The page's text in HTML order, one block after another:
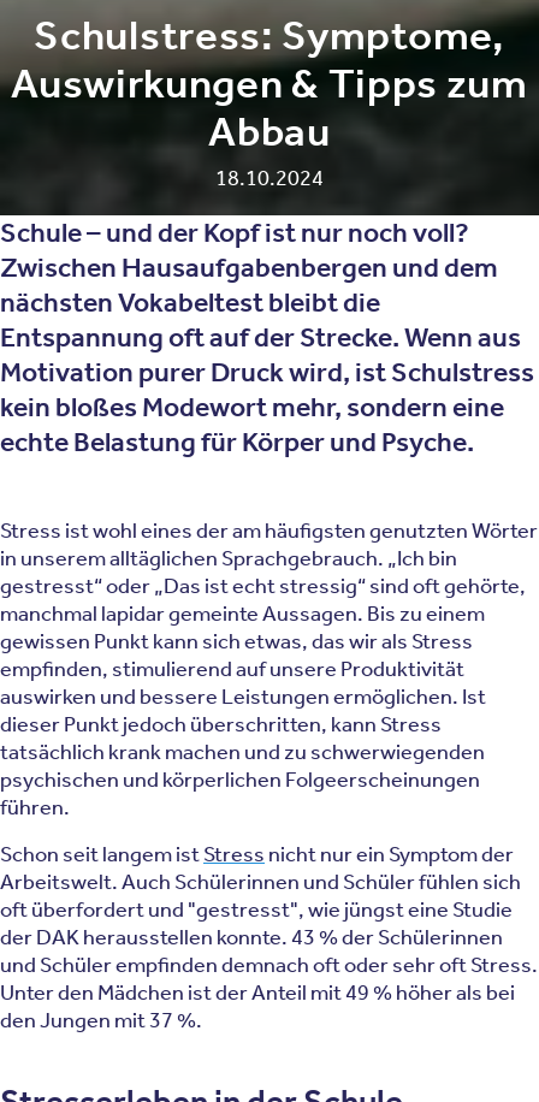
Schulstress: Symptome,
Auswirkungen & Tipps zum
Abbau
18.10.2024
Schule – und der Kopf ist nur noch voll?
Zwischen Hausaufgabenbergen und dem
nächsten Vokabeltest bleibt die
Entspannung oft auf der Strecke.Wenn aus
Motivation purer Druck wird, ist Schulstress
kein bloßes Modewort mehr, sondern eine
echte Belastung für Körper und Psyche.
Stress ist wohl eines der am häufigsten genutzten Wörter
in unserem alltäglichen Sprachgebrauch. „Ich bin
gestresst“ oder „Das ist echt stressig“ sind oft gehörte,
manchmal lapidar gemeinte Aussagen. Bis zu einem
gewissen Punkt kann sich etwas, das wir als Stress
empfinden, stimulierend auf unsere Produktivität
auswirken und bessere Leistungen ermöglichen. Ist
dieser Punkt jedoch überschritten, kann Stress
tatsächlich krank machen und zu schwerwiegenden
psychischen und körperlichen Folgeerscheinungen
führen.
Schon seit langem istStress nicht nur ein Symptom der
Arbeitswelt. Auch Schülerinnen und Schüler fühlen sich
oft überfordert und "gestresst", wie jüngst eine Studie
der DAK herausstellen konnte. 43 % der Schülerinnen
und Schüler empfinden demnach oft oder sehr oft Stress.
Unter den Mädchen ist der Anteil mit 49 % höher als bei
den Jungen mit 37 %.